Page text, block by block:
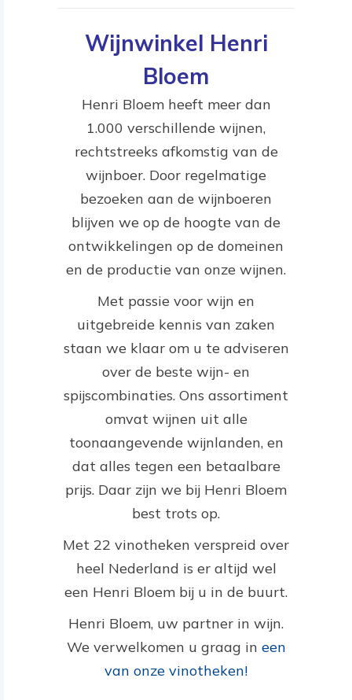
Wijnwinkel Henri
Bloem
Henri Bloem heeft meer dan
1.000 verschillende wijnen,
rechtstreeks afkomstig van de
wijnboer. Door regelmatige
bezoeken aan de wijnboeren
blijven we op de hoogte van de
ontwikkelingen op de domeinen
en de productie van onze wijnen.
Met passie voor wijn en
uitgebreide kennis van zaken
staan we klaar om u te adviseren
over de beste wijn- en
spijscombinaties. Ons assortiment
omvat wijnen uit alle
toonaangevende wijnlanden, en
dat alles tegen een betaalbare
prijs. Daar zijn we bij Henri Bloem
best trots op.
Met 22 vinotheken verspreid over
heel Nederland is er altijd wel
een Henri Bloem bij u in de buurt.
Henri Bloem, uw partner in wijn.
We verwelkomen u graag in een
van onze vinotheken!